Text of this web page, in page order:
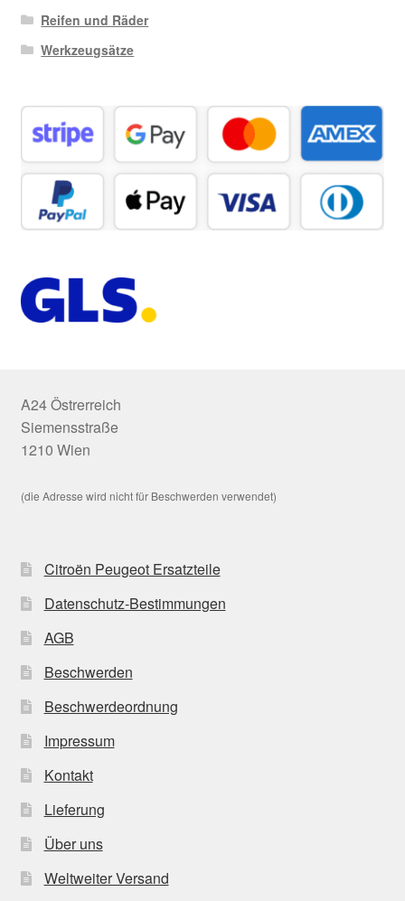
Reifen und Räder
Werkzeugsätze
A24 Östrerreich
Siemensstraße
1210 Wien
(die Adresse wird nicht für Beschwerden verwendet)
Citroën Peugeot Ersatzteile
Datenschutz-Bestimmungen
AGB
Beschwerden
Beschwerdeordnung
Impressum
Kontakt
Lieferung
Über uns
Weltweiter Versand